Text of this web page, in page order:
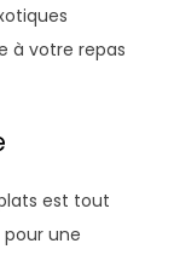
à votre repas
est tout
une